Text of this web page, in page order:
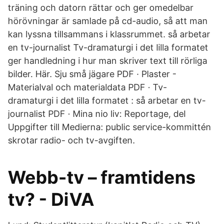
träning och datorn rättar och ger omedelbar
hörövningar är samlade på cd-audio, så att man
kan lyssna tillsammans i klassrummet. så arbetar
en tv-journalist Tv-dramaturgi i det lilla formatet
ger handledning i hur man skriver text till rörliga
bilder. Här. Sju små jägare PDF · Plaster -
Materialval och materialdata PDF · Tv-
dramaturgi i det lilla formatet : så arbetar en tv-
journalist PDF · Mina nio liv: Reportage, del
Uppgifter till Medierna: public service-kommittén
skrotar radio- och tv-avgiften.
Webb-tv – framtidens
tv? - DiVA